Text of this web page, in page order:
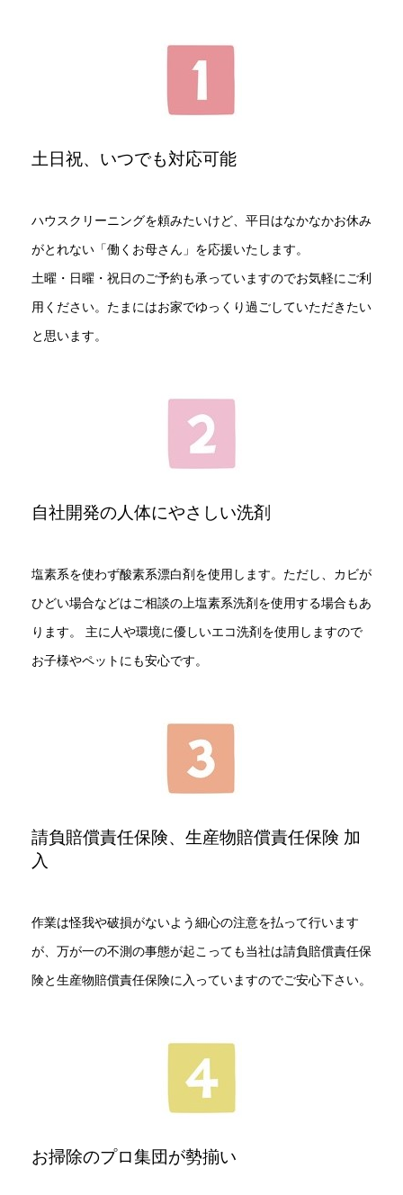
土日祝、いつでも対応可能
ハウスクリーニングを頼みたいけど、平日はなかなかお休み
がとれない「働くお母さん」を応援いたします。
土曜・日曜・祝日のご予約も承っていますのでお気軽にご利
用ください。たまにはお家でゆっくり過ごしていただきたい
と思います。
自社開発の人体にやさしい洗剤
塩素系を使わず酸素系漂白剤を使用します。ただし、カビが
ひどい場合などはご相談の上塩素系洗剤を使用する場合もあ
ります。 主に人や環境に優しいエコ洗剤を使用しますので
お子様やペットにも安心です。
請負賠償責任保険、生産物賠償責任保険 加
入
作業は怪我や破損がないよう細心の注意を払って行います
が、万が一の不測の事態が起こっても当社は請負賠償責任保
険と生産物賠償責任保険に入っていますのでご安心下さい。
お掃除のプロ集団が勢揃い